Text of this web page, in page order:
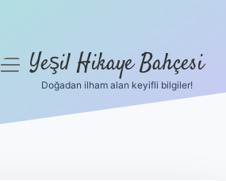
menüyüYeşil Hikaye Bahçesi
Doğadan ilham alan keyifli bilgiler!